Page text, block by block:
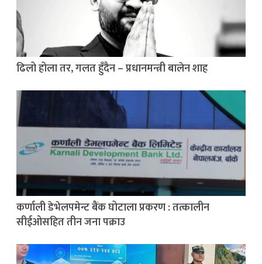
ढिलो होला तर, गलत हुँदैन – प्रधानमन्त्री बालेन शाह
कर्णाली डेभेलपमेन्ट बैंक घोटाला प्रकरण : तत्कालीन
सीईओसहित तीन जना पक्राउ